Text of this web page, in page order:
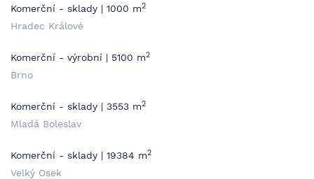
Komerční - sklady | 1000 m2
Hradec Králové
Komerční - výrobní | 5100 m2
Brno
Komerční - sklady | 3553 m2
Mladá Boleslav
Komerční - sklady | 19384 m2
Velký Osek